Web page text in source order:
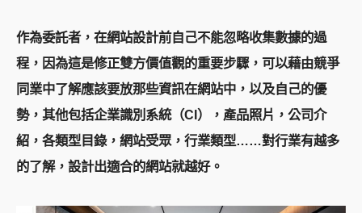
作為委託者，在網站設計前自己不能忽略收集數據的過
程，因為這是修正雙方價值觀的重要步驟，可以藉由競爭
同業中了解應該要放那些資訊在網站中，以及自己的優
勢，其他包括企業識別系統（CI），產品照片，公司介
紹，各類型目錄，網站受眾，行業類型……對行業有越多
的了解，設計出適合的網站就越好。